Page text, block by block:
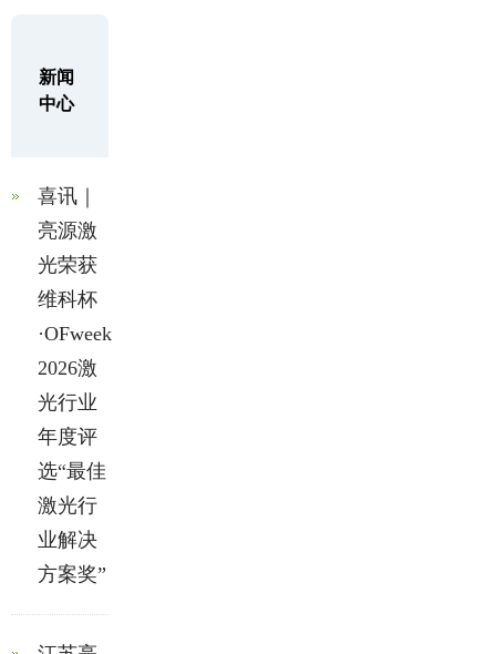
新闻
中心
喜讯｜
亮源激
光荣获
维科杯
·OFweek
2026激
光行业
年度评
选“最佳
激光行
业解决
方案奖”